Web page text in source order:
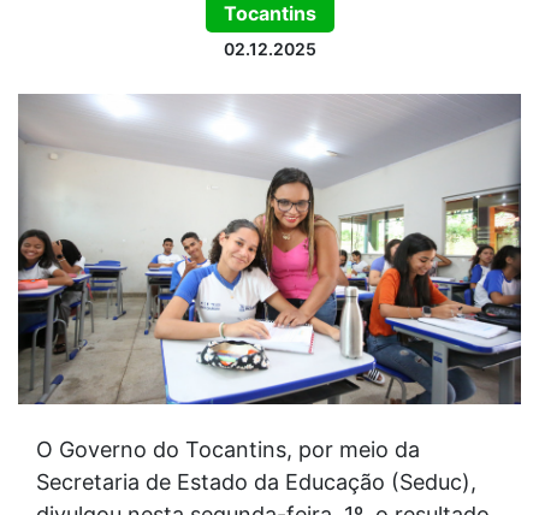
Tocantins
02.12.2025
O Governo do Tocantins, por meio da
Secretaria de Estado da Educação (Seduc),